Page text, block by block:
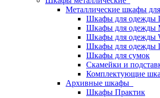
Металлические шкафы
Шкафы для одежды
Шкафы для одежды
Шкафы для одежды
Шкафы для
Шкафы для сумок
Скамейки и
Комплектующие
Архивные шкафы
Шкафы Практик